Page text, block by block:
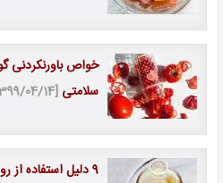
خواص
سلامتی [1399/04/14 20:06:47]
9 دلیل استفاده از روغن فندق برای پوست شما